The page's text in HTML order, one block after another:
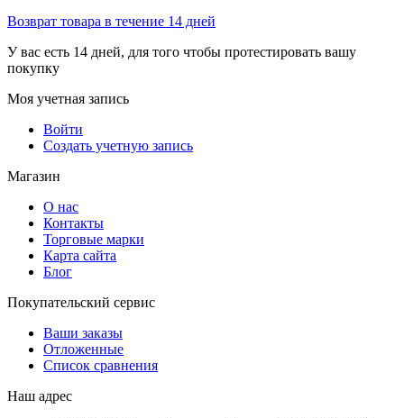
Возврат товара в течение 14 дней
У вас есть 14 дней, для того чтобы протестировать вашу
покупку
Моя учетная запись
Войти
Создать учетную запись
Магазин
О нас
Контакты
Торговые марки
Карта сайта
Блог
Покупательский сервис
Ваши заказы
Отложенные
Список сравнения
Наш адрес